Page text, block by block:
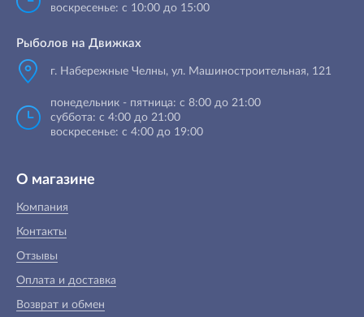
воскресенье: с 10:00 до 15:00
Рыболов на Движках
г. Набережные Челны, ул. Машиностроительная, 121
понедельник - пятница: с 8:00 до 21:00
суббота: с 4:00 до 21:00
воскресенье: с 4:00 до 19:00
О магазине
Компания
Контакты
Отзывы
Оплата и доставка
Возврат и обмен